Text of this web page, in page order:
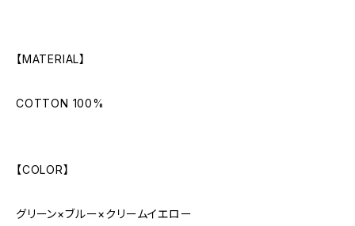
【MATERIAL】
COTTON 100%
【COLOR】
グリーン×ブルー×クリームイエロー